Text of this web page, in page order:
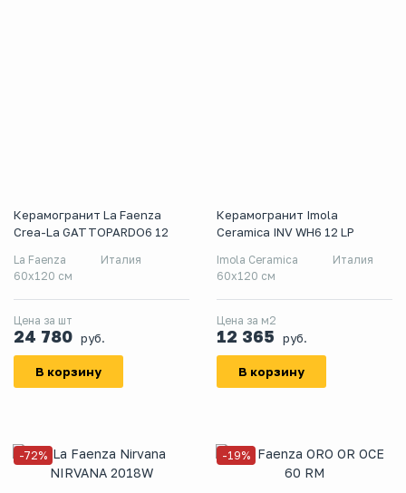
Керамогранит La Faenza
Crea-La GATTOPARDO6 12
La Faenza
Италия
60x120 см
Цена за шт
24 780 руб.
В корзину
Керамогранит Imola
Ceramica INV WH6 12 LP
Imola Ceramica
Италия
60x120 см
Цена за м2
12 365 руб.
В корзину
-72% -19%